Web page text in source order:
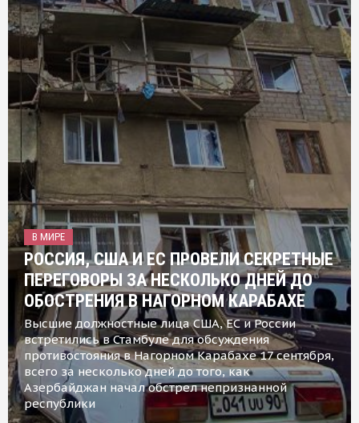
В МИРЕ
РОССИЯ, США И ЕС ПРОВЕЛИ СЕКРЕТНЫЕ
ПЕРЕГОВОРЫ ЗА НЕСКОЛЬКО ДНЕЙ ДО
ОБОСТРЕНИЯ В НАГОРНОМ КАРАБАХЕ
Высшие должностные лица США, ЕС и России
встретились в Стамбуле для обсуждения
противостояния в Нагорном Карабахе 17 сентября,
всего за несколько дней до того, как
Азербайджан начал обстрел непризнанной
республики